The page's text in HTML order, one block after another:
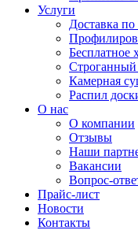
Услуги
Доставка
Бесплатное
Строганный
Камерная
Распил
О нас
О компании
Отзывы
Наши
Вакансии
Вопрос-
Прайс-лист
Новости
Контакты